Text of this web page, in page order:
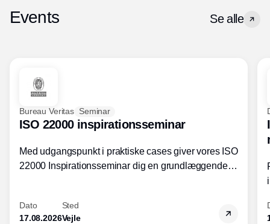
Events Se alle
Bureau Veritas Seminar
ISO 22000 inspirationsseminar
Med udgangspunkt i praktiske cases giver vores ISO
22000 Inspirationsseminar dig en grundlæggende
fødevarestandardens integration med andre
Dato
17.08.2026
Sted
Vejle